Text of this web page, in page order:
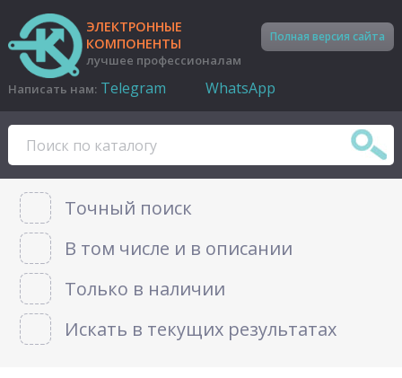
ЭЛЕКТРОННЫЕ
КОМПОНЕНТЫ
лучшее профессионалам
Полная версия сайта
Написать нам: Telegram WhatsApp
Точный поиск
В том числе и в описании
Только в наличии
Искать в текущих результатах